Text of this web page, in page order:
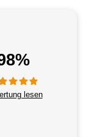
lesen